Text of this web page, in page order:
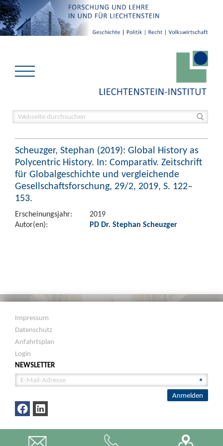
Scheuzger, Stephan (2019): Global History as
Polycentric History. In: Comparativ. Zeitschrift
für Globalgeschichte und vergleichende
Gesellschaftsforschung, 29/2, 2019, S. 122–
153.
Erscheinungsjahr:
2019
Autor(en):
PD Dr. Stephan Scheuzger
Impressum
Datenschutz
Anfahrtsplan
Login
NEWSLETTER